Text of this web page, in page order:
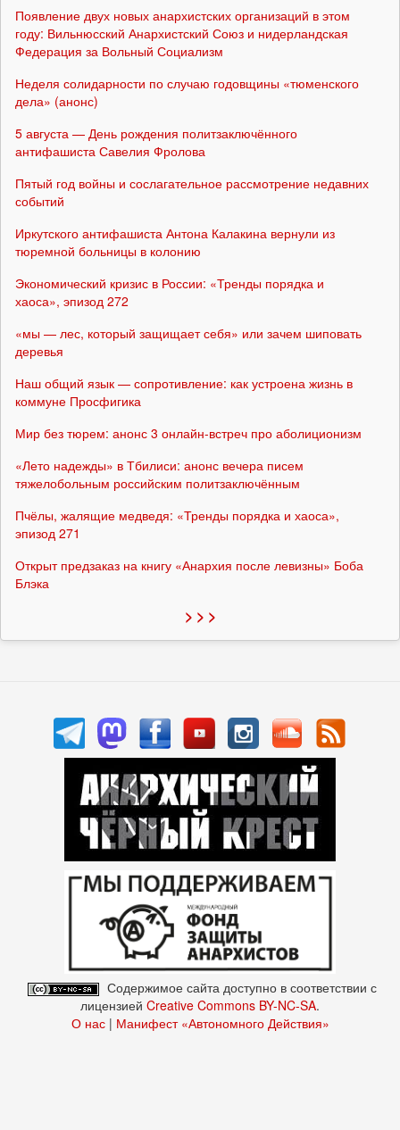
Появление двух новых анархистских организаций в этом
году: Вильнюсский Анархистский Союз и нидерландская
Федерация за Вольный Социализм
Неделя солидарности по случаю годовщины «тюменского
дела» (анонс)
5 августа — День рождения политзаключённого
антифашиста Савелия Фролова
Пятый год войны и сослагательное рассмотрение недавних
событий
Иркутского антифашиста Антона Калакина вернули из
тюремной больницы в колонию
Экономический кризис в России: «Тренды порядка и
хаоса», эпизод 272
«мы — лес, который защищает себя» или зачем шиповать
деревья
Наш общий язык — сопротивление: как устроена жизнь в
коммуне Просфигика
Мир без тюрем: анонс 3 онлайн-встреч про аболиционизм
«Лето надежды» в Тбилиси: анонс вечера писем
тяжелобольным российским политзаключённым
Пчёлы, жалящие медведя: «Тренды порядка и хаоса»,
эпизод 271
Открыт предзаказ на книгу «Анархия после левизны» Боба
Блэка
> > >
Содержимое сайта доступно в соответствии с
лицензией Creative Commons BY-NC-SA.
О нас| Манифест «Автономного Действия»